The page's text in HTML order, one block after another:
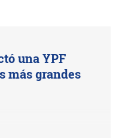
una YPF
más grandes